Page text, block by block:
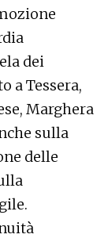
dei
a Tessera,
Marghera
sulla
delle